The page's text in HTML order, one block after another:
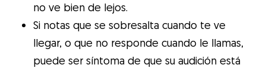
no ve bien de lejos.
Si notas que se sobresalta cuando te ve
llegar, o que no responde cuando le llamas,
puede ser síntoma de que su audición está